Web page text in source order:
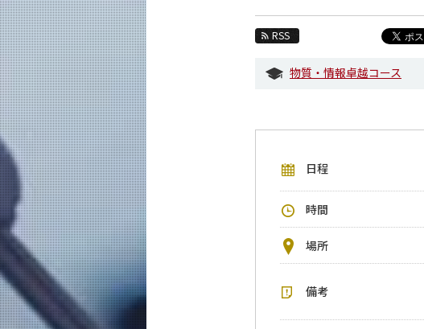
RSS
物質・情報卓越コース
日程
時間
場所
備考
イベントカレンダー